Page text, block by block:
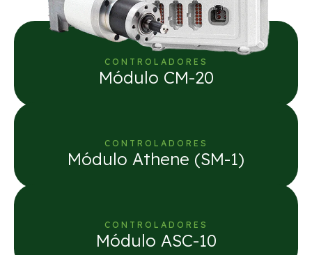
CONTROLADORES
Módulo CM-20
CONTROLADORES
Módulo Athene (SM-1)
CONTROLADORES
Módulo ASC-10